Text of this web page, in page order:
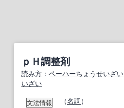
ｐＨ調整剤
読み方 ： ペーハーちょうせいざい
いざい
文法情報 （名詞）